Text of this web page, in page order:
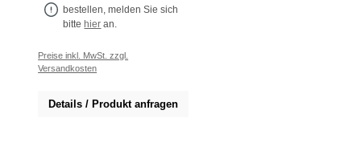
bestellen, melden Sie sich
bittehier an.
Preise inkl. MwSt. zzgl.
Versandkosten
Details / Produkt anfragen